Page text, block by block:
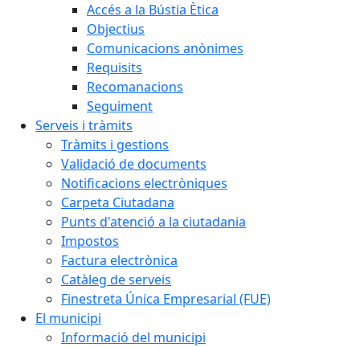
Accés a la Bústia Ètica
Objectius
Comunicacions anònimes
Requisits
Recomanacions
Seguiment
Serveis i tràmits
Tràmits i gestions
Validació de documents
Notificacions electròniques
Carpeta Ciutadana
Punts d'atenció a la ciutadania
Impostos
Factura electrònica
Catàleg de serveis
Finestreta Única Empresarial (FUE)
El municipi
Informació del municipi